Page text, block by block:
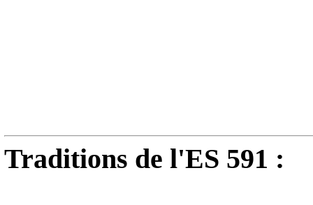
Traditions de l'ES 591 :